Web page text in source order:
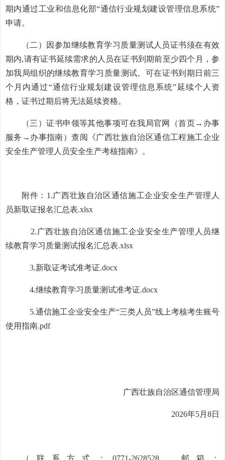
期内通过工业和信息化部“通信行业规划建设管理信息系统”
申请。
（二）因参加继续教育学习质量测试人员证书须在有效
期内,请有证书延续需求的人员在证书到期前至少四个月，参
加我局组织的继续教育学习质量测试。可在证书到期日前三
个月内通过“通信行业规划建设管理信息系统”延续个人资
格，证书过期后将无法延续资格。
（三）证书申领等其他事项可在我局官网（首页→办事
服务→办事指南）查阅《广西壮族自治区通信工程施工企业
安全生产管理人员安全生产考核指南》。
附件：1.广西壮族自治区通信施工企业安全生产管理人
员新取证报名汇总表.xlsx
2. 广西壮族自治区通信施工企业安全生产管理人员继
续教育学习质量测试报名汇总表.xlsx
3.新取证考试准考证.docx
4.继续教育学习质量测试准考证.docx
5.通信施工企业安全生产“三类人员”线上考核考生账号
使用指南.pdf
广西壮族自治区通信管理局
2026年5月8日
（联系方式：0771-2628528，邮箱：